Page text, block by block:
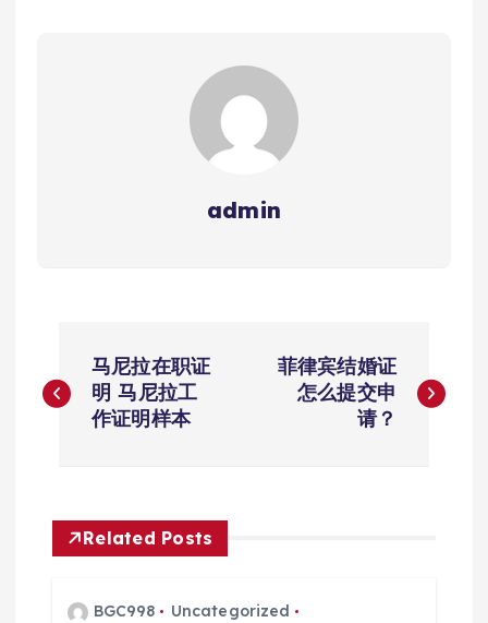
admin
章
航
马尼拉在职证
明 马尼拉工
作证明样本
菲律宾结婚证
怎么提交申
请？
Related Posts
BGC998
Uncategorized